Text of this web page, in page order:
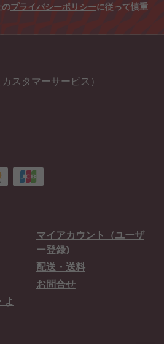
プライバシーポリシーに従って慎重
スタマーサービス）
マイアカウント（ユーザ
ー登録)
配送・送料
お問合せ
よ